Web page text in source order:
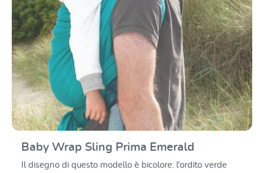
adattare meravigliosamente a tutte le legature e
posizioni nel portare. Il vostro piccolo o grande tesoro
siede comodamente, sorretto e tenuto in modo sicuro in
tutte le varianti del portare.
Baby Wrap Sling Prima Emerald
Il disegno di questo modello è bicolore: l'ordito verde